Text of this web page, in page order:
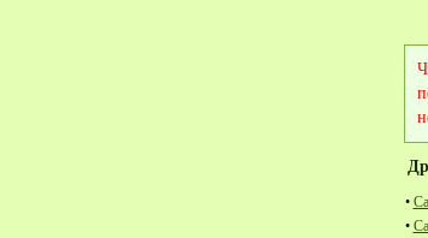
•
•